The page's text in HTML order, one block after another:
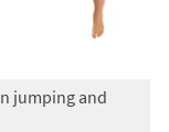
jumping and